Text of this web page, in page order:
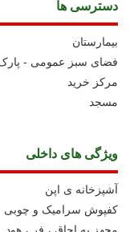
دسترسی ها
بیمارستان
فضای سبز عمومی -
مرکز خرید
مسجد
ویژگی های داخلی
آشپزخانه ی اپن
کفپوش سرامیک و چوبی